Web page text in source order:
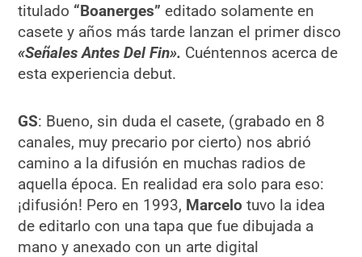
titulado “Boanerges” editado solamente en
casete y años más tarde lanzan el primer disco
«Señales Antes Del Fin». Cuéntennos acerca de
esta experiencia debut.
GS: Bueno, sin duda el casete, (grabado en 8
canales, muy precario por cierto) nos abrió
camino a la difusión en muchas radios de
aquella época. En realidad era solo para eso:
¡difusión! Pero en 1993, Marcelo tuvo la idea
de editarlo con una tapa que fue dibujada a
mano y anexado con un arte digital